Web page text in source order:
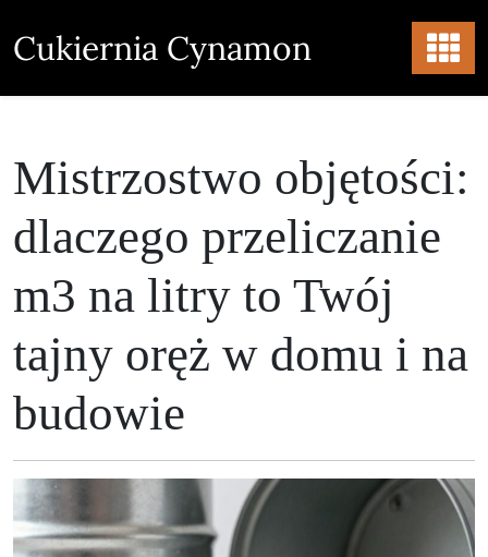
to
content
Cukiernia Cynamon
Mistrzostwo objętości:
dlaczego przeliczanie
m3 na litry to Twój
tajny oręż w domu i na
budowie